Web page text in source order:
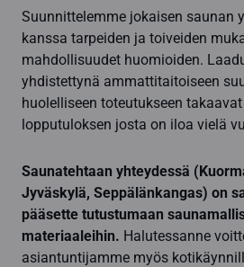
Suunnittelemme jokaisen saunan
kanssa tarpeiden ja toiveiden
mahdollisuudet huomioiden.
yhdistettynä ammattitaitoiseen
huolelliseen toteutukseen
lopputuloksen josta on iloa vielä
Saunatehtaan yhteydessä
Jyväskylä, Seppälänkangas) on
pääsette tutustumaan
materiaaleihin. Halutessanne
asiantuntijamme myös